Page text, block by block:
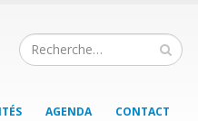
AGENDA CONTACT